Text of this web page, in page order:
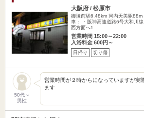
大阪府 / 松原市
御陵前駅6.48km 河内天美駅88m
車： ・阪神高速道路6号大和川
西方面へ1.…
営業時間 15:00～22:00
入浴料金 600円～
日帰り 切り傷
50代～
男性
営業時間が２時からになっていますが実
ます